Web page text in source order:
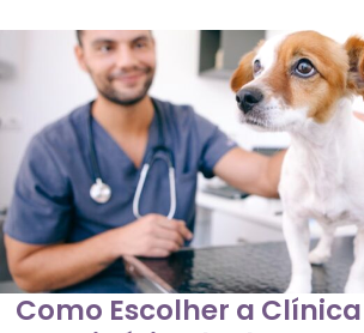
Como Escolher a Clínica